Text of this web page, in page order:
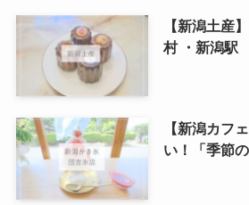
【新潟土産
村 ・新潟駅
【新潟カフ
い！「季節